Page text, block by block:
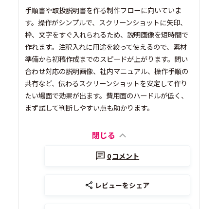
手順書や取扱説明書を作る制作フローに向いていま
す。操作がシンプルで、スクリーンショットに矢印、
枠、文字をすぐ入れられるため、説明画像を短時間で
作れます。注釈入れに用途を絞って使えるので、素材
準備から初稿作成までのスピードが上がります。問い
合わせ対応の説明画像、社内マニュアル、操作手順の
共有など、伝わるスクリーンショットを安定して作り
たい場面で効果が出ます。費用面のハードルが低く、
まず試して判断しやすい点も助かります。
閉じる
0コメント
レビューをシェア